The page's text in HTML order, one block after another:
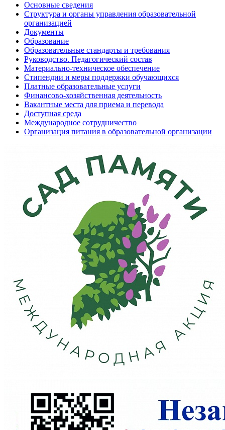
Основные сведения
Структура и органы управления образовательной
организацией
Документы
Образование
Образовательные стандарты и требования
Руководство. Педагогический состав
Материально-техническое обеспечение
Стипендии и меры поддержки обучающихся
Платные образовательные услуги
Финансово-хозяйственная деятельность
Вакантные места для приема и перевода
Доступная среда
Международное сотрудничество
Организация питания в образовательной организации